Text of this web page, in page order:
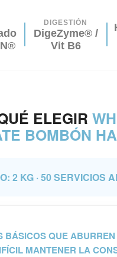
DIGESTIÓN
DigeZyme® /
Vit B6
ELEGIR
BOMBÓN
2 KG · 50 SERVICIOS
BÁSICOS QUE
MANTENER LA